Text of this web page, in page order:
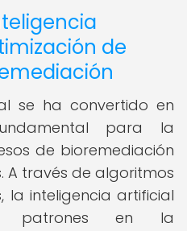
de
se ha convertido en
para la
de bioremediación
A través de algoritmos
la inteligencia artificial
patrones en la